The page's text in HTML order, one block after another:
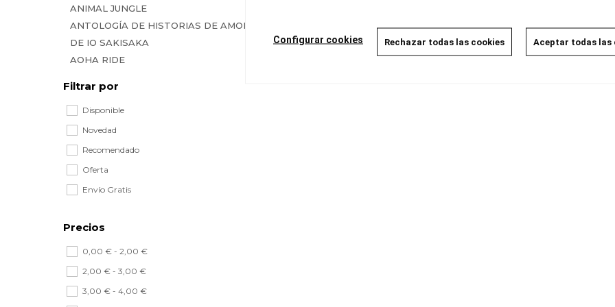
ANIMAL JUNGLE
ANTOLOGÍA DE HISTORIAS DE AMOR
DE IO SAKISAKA
AOHA RIDE
CAFÉ DIABÓLICO
CHICA SECRETA
CHICO SECRETO, FUTURO EFÍMERO
CHIKI CHIKI BANANA
CUATRO AMORES ADICTIVOS
D.N.ANGEL (EDICIÓN KANZENBAN)
EL ÁNGEL DEL JARDÍN
EL CONDE Y EL HADA
EL DIAMANTE DE CORAZÓN
EL SECRETO DE AI
Filtrar por
Disponible
Novedad
Recomendado
Oferta
Envío Gratis
Precios
0,00 € - 2,00 €
2,00 € - 3,00 €
3,00 € - 4,00 €
Configurar cookies Rechazar todas las cookies Aceptar todas las